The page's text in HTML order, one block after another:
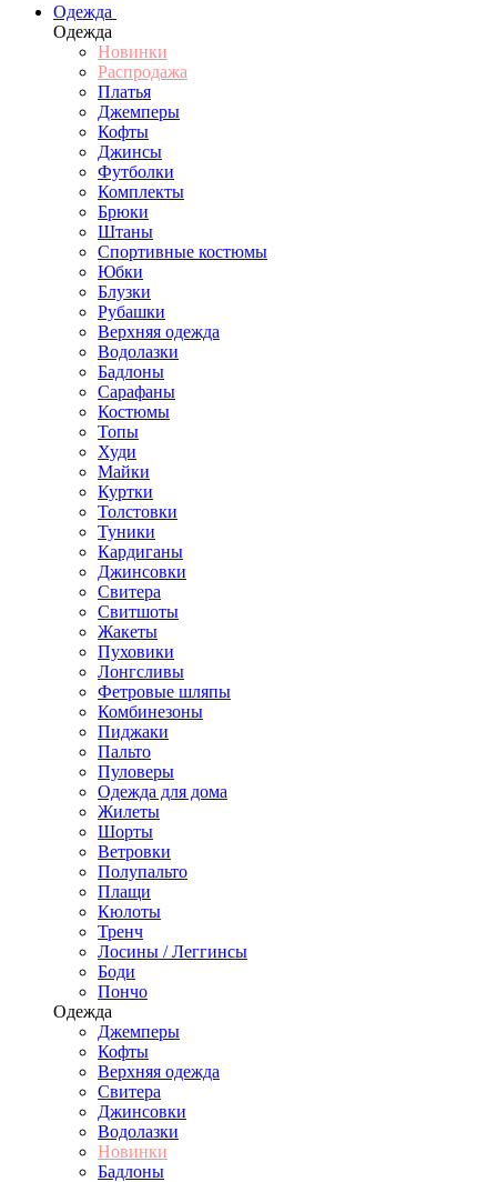
Одежда
Одежда
Новинки
Распродажа
Платья
Джемперы
Кофты
Джинсы
Футболки
Комплекты
Брюки
Штаны
Спортивные костюмы
Юбки
Блузки
Рубашки
Верхняя одежда
Водолазки
Бадлоны
Сарафаны
Костюмы
Топы
Худи
Майки
Куртки
Толстовки
Туники
Кардиганы
Джинсовки
Свитера
Свитшоты
Жакеты
Пуховики
Лонгсливы
Фетровые шляпы
Комбинезоны
Пиджаки
Пальто
Пуловеры
Одежда для дома
Жилеты
Шорты
Ветровки
Полупальто
Плащи
Кюлоты
Тренч
Лосины / Леггинсы
Боди
Пончо
Одежда
Джемперы
Кофты
Верхняя одежда
Свитера
Джинсовки
Водолазки
Новинки
Бадлоны